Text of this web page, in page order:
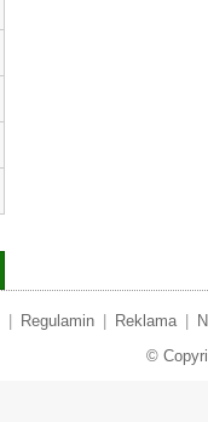
Regulamin Reklama
©